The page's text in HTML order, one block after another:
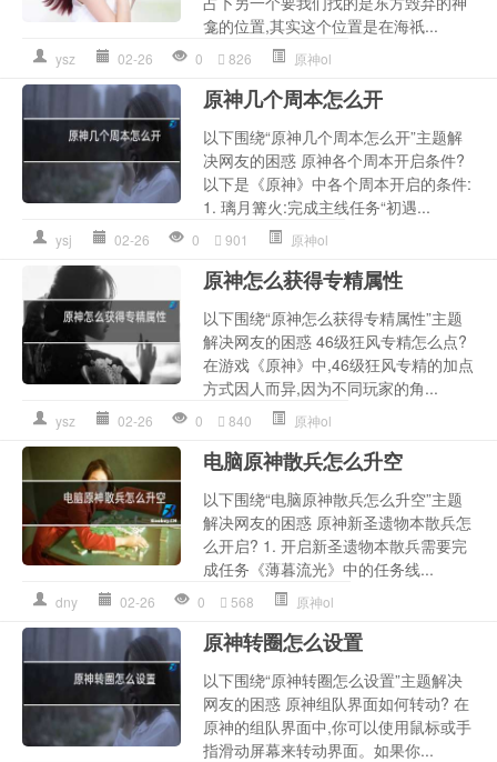
龛的位置,其实这个位置是在海祇...
ysz 02-26 0 826 原神ol
原神几个周本怎么开
以下围绕“原神几个周本怎么开”主题解
决网友的困惑 原神各个周本开启条件?
以下是《原神》中各个周本开启的条件:
1. 璃月篝火:完成主线任务“初遇...
ysj 02-26 0 901 原神ol
原神怎么获得专精属性
以下围绕“原神怎么获得专精属性”主题
解决网友的困惑 46级狂风专精怎么点?
在游戏《原神》中,46级狂风专精的加点
方式因人而异,因为不同玩家的角...
ysz 02-26 0 840 原神ol
电脑原神散兵怎么升空
以下围绕“电脑原神散兵怎么升空”主题
解决网友的困惑 原神新圣遗物本散兵怎
么开启? 1. 开启新圣遗物本散兵需要完
成任务《薄暮流光》中的任务线...
dny 02-26 0 568 原神ol
原神转圈怎么设置
以下围绕“原神转圈怎么设置”主题解决
网友的困惑 原神组队界面如何转动? 在
原神的组队界面中,你可以使用鼠标或手
指滑动屏幕来转动界面。如果你...